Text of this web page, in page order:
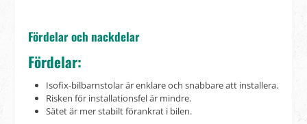
Fördelar och nackdelar
Fördelar:
Isofix-bilbarnstolar är enklare och snabbare att installera.
Risken för installationsfel är mindre.
Sätet är mer stabilt förankrat i bilen.